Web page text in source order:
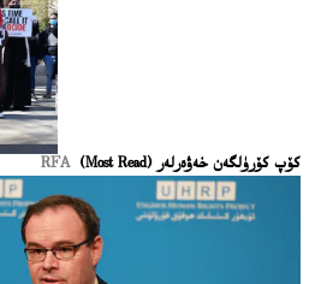
كۆپ كۆرۈلگەن خەۋەرلەر (Most Read) RFA